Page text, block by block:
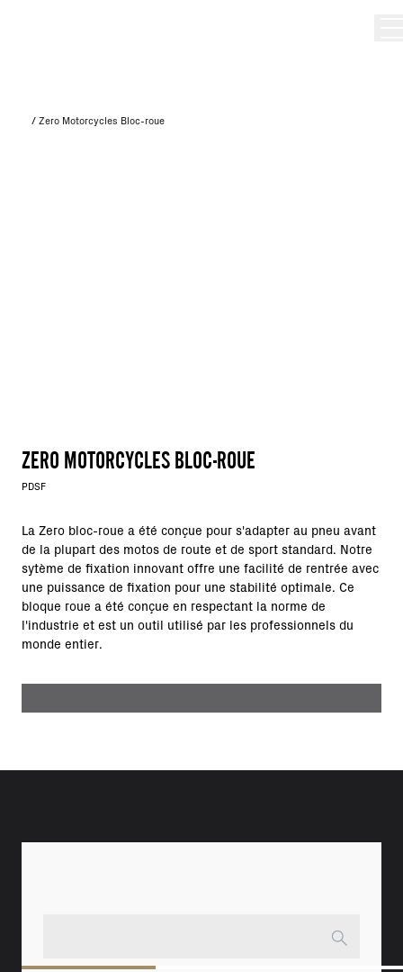
/ Zero Motorcycles Bloc-roue
ZERO MOTORCYCLES BLOC-ROUE
PDSF
La Zero bloc-roue a été conçue pour s'adapter au pneu avant
de la plupart des motos de route et de sport standard. Notre
sytème de fixation innovant offre une facilité de rentrée avec
une puissance de fixation pour une stabilité optimale. Ce
bloque roue a été conçue en respectant la norme de
l'industrie et est un outil utilisé par les professionnels du
monde entier.